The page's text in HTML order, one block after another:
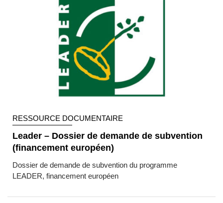
RESSOURCE DOCUMENTAIRE
Leader – Dossier de demande de subvention
(financement européen)
Dossier de demande de subvention du programme
LEADER, financement européen